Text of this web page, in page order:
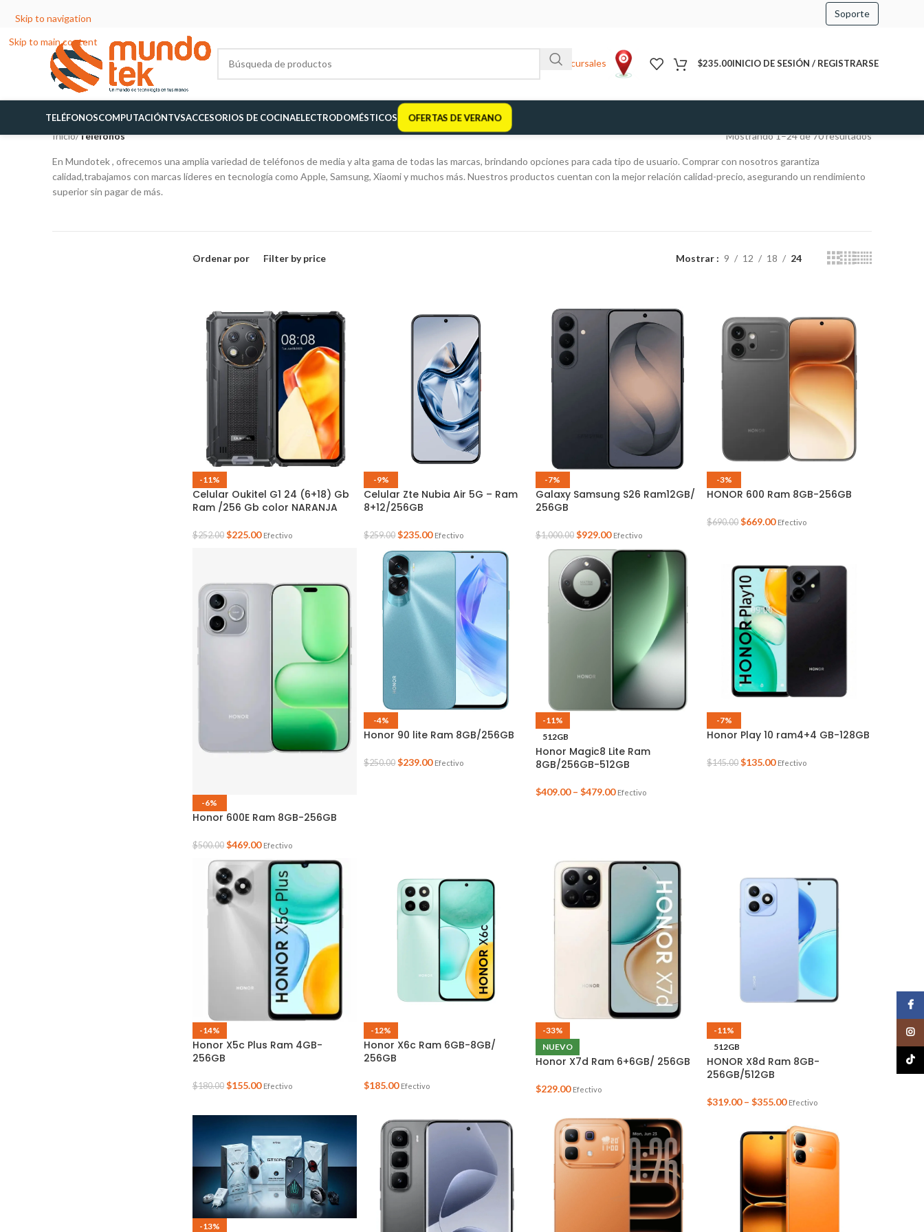
Skip to navigation
Skip to main content
Soporte
Sucursales $235.00INICIO DE SESIÓN / REGISTRARSE
TELÉFONOSCOMPUTACIÓNTVSACCESORIOS DE COCINAELECTRODOMÉSTICOS OFERTAS DE VERANO
Inicio/Teléfonos Mostrando 1–24 de 70 resultados
En Mundotek , ofrecemos una amplia variedad de teléfonos de media y alta gama de todas las marcas, brindando opciones para cada tipo de usuario. Comprar con nosotros garantiza
calidad,trabajamos con marcas líderes en tecnología como Apple, Samsung, Xiaomi y muchos más. Nuestros productos cuentan con la mejor relación calidad-precio, asegurando un rendimiento
superior sin pagar de más.
Ordenar por Filter by price Mostrar 9 12 18 24
-11%
Celular Oukitel G1 24 (6+18) Gb
Ram /256 Gb color NARANJA
$252.00 $225.00 Efectivo
-9%
Celular Zte Nubia Air 5G – Ram
8+12/256GB
$259.00 $235.00 Efectivo
-7%
Galaxy Samsung S26 Ram12GB/
256GB
$1,000.00 $929.00 Efectivo
-3%
HONOR 600 Ram 8GB-256GB
$690.00 $669.00 Efectivo
-6%
Honor 600E Ram 8GB-256GB
$500.00 $469.00 Efectivo
-4%
Honor 90 lite Ram 8GB/256GB
$250.00 $239.00 Efectivo
-11%
512GB
Honor Magic8 Lite Ram
8GB/256GB-512GB
$409.00 – $479.00 Efectivo
-7%
Honor Play 10 ram4+4 GB-128GB
$145.00 $135.00 Efectivo
-14%
Honor X5c Plus Ram 4GB-
256GB
$180.00 $155.00 Efectivo
-12%
Honor X6c Ram 6GB-8GB/
256GB
$185.00 Efectivo
-33%
NUEVO
Honor X7d Ram 6+6GB/ 256GB
$229.00 Efectivo
-11%
512GB
HONOR X8d Ram 8GB-
256GB/512GB
$319.00 – $355.00 Efectivo
-13%